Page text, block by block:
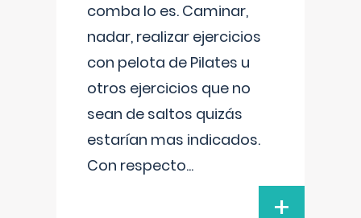
comba lo es. Caminar,
nadar, realizar ejercicios
con pelota de Pilates u
otros ejercicios que no
sean de saltos quizás
estarían mas indicados.
Con respecto...
+